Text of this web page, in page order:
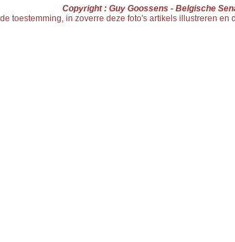
Copyright : Guy Goossens - Belgische
toestemming, in zoverre deze foto's artikels illustreren